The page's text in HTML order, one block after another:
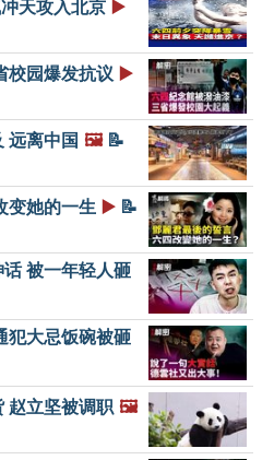
天攻入北京 ▶️
校园爆发抗议 ▶️
远离中国 🖼️📝
变她的一生 ▶️ 📝
被一年轻人砸
犯大忌饭碗被砸
赵立坚被调职 🖼️